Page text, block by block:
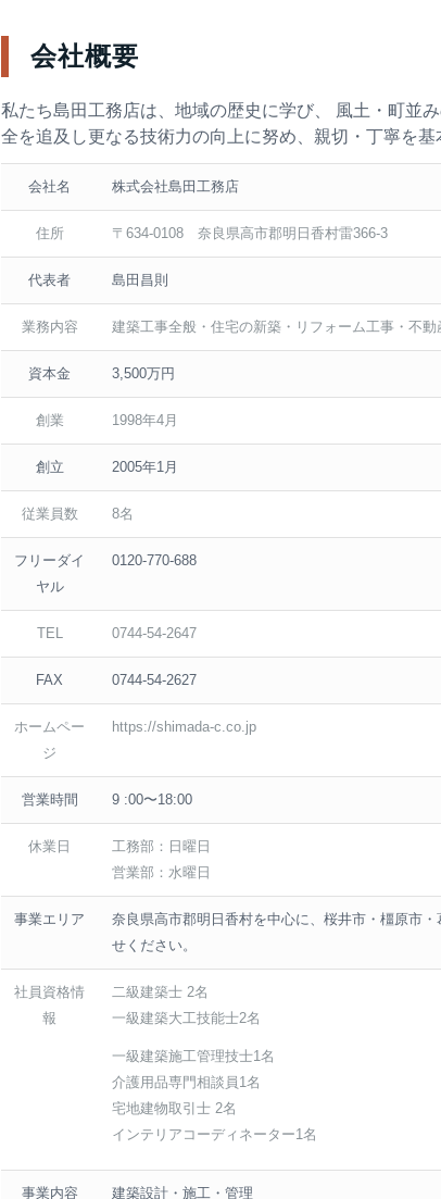
会社概要
私たち島田工務店は、地域の歴史に学び、 風土・町並
全を追及し更なる技術力の向上に努め、親切・丁寧を基
会社名 株式会社島田工務店
住所 〒634-0108 奈良県高市郡明日香村雷366-3
代表者 島田昌則
業務内容 建築工事全般・住宅の新築・リフォーム工事・不動
資本金 3,500万円
創業 1998年4月
創立 2005年1月
従業員数 8名
フリーダイ
ヤル
0120-770-688
TEL 0744-54-2647
FAX 0744-54-2627
ホームペー
ジ
https://shimada-c.co.jp
営業時間 9 :00〜18:00
休業日
工務部：日曜日
営業部：水曜日
事業エリア
奈良県高市郡明日香村を中心に、桜井市・橿原市
せください。
社員資格情
報
二級建築士 2名
一級建築大工技能士2名
一級建築施工管理技士1名
介護用品専門相談員1名
宅地建物取引士 2名
インテリアコーディネーター1名
事業内容
建築設計・施工・管理